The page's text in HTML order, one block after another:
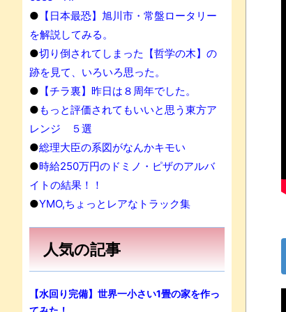
● 【日本最恐】旭川市・常盤ロータリー
を解説してみる。
●切り倒されてしまった【哲学の木】の
跡を見て、いろいろ思った。
● 【チラ裏】昨日は８周年でした。
●もっと評価されてもいいと思う東方ア
レンジ ５選
●総理大臣の系図がなんかキモい
●時給250万円のドミノ・ピザのアルバ
イトの結果！！
●YMO,ちょっとレアなトラック集
人気の記事
【水回り完備】世界一小さい1畳の家を作っ